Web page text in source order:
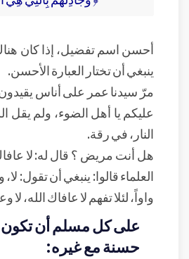
أحسن اسم تفضيل، إذا كان
ينبغي أن تختار العبارة الأحسن.
مرّ سيدنا عمر على أناس يقيدون
عليكم يا أهل الضوء، ولم يقل
النار، في رقة.
هل أنت مريض ؟ قال له: لا
العلماء قالوا: ينبغي أن تقول:
واواً، لئلا تفهم لا عافاك الله، لا
على كل مسلم أن تكون
حسنة مع غيره: